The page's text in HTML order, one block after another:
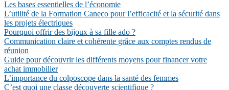
Les bases essentielles de l’économie
L’utilité de la Formation Caneco pour l’efficacité et la sécurité dans
les projets électriques
Pourquoi offrir des bijoux à sa fille ado ?
Communication claire et cohérente grâce aux comptes rendus de
réunion
Guide pour découvrir les différents moyens pour financer votre
achat immobilier
L’importance du colposcope dans la santé des femmes
C’est quoi une classe découverte scientifique ?